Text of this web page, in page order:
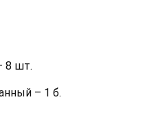
8 шт.
– 1 б.